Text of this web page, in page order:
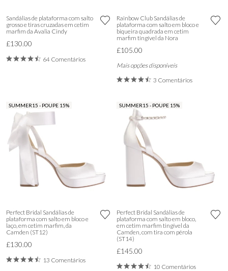
Sandálias de plataforma com salto
grosso e tiras cruzadas em cetim
marfim da Avalia Cindy
£130.00
64 Comentários
Rainbow Club Sandálias de
plataforma com salto em bloco e
biqueira quadrada em cetim
marfim tingível da Nora
£105.00
Mais opções disponíveis
3 Comentários
SUMMER15 - POUPE 15%
Perfect Bridal Sandálias de
plataforma com salto em bloco e
laço, em cetim marfim, da
Camden (ST12)
£130.00
13 Comentários
SUMMER15 - POUPE 15%
Perfect Bridal Sandálias de
plataforma com salto em bloco,
em cetim marfim tingível da
Camden, com tira com pérola
(ST14)
£145.00
10 Comentários